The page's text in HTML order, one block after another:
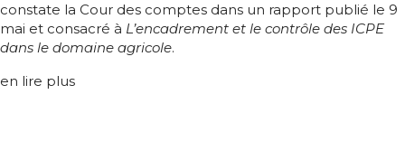
constate la Cour des comptes dans un rapport publié le 9
mai et consacré à L’encadrement et le contrôle des ICPE
dans le domaine agricole.
en lire plus